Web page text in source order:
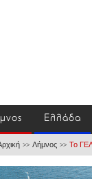
Ελλάδα
>> Λήμνος >> Το